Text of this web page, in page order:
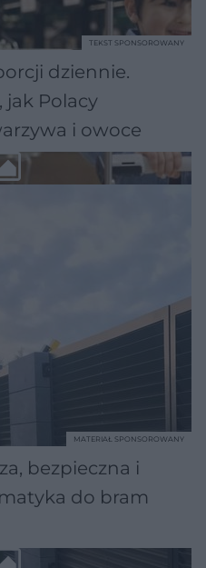
dziennie.
jak Polacy
i owoce
TEKST SPONSOROWANY
bezpieczna i
do bram
MATERIAŁ SPONSOROWANY